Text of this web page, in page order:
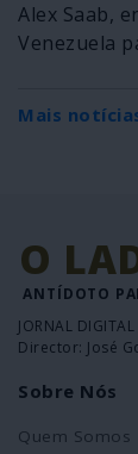
Alex Saab,
Venezuela
Mais
O
ANTÍDOTO
JORNAL
Director: José
Sobre Nós
Quem Somos